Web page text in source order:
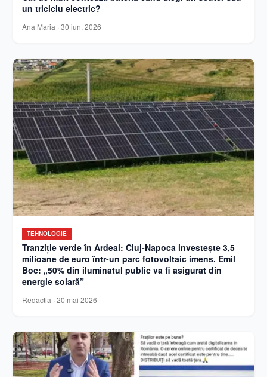
un triciclu electric?
Ana Maria · 30 iun. 2026
TEHNOLOGIE
Tranziție verde în Ardeal: Cluj-Napoca investește 3,5
milioane de euro într-un parc fotovoltaic imens. Emil
Boc: „50% din iluminatul public va fi asigurat din
energie solară”
Redactia · 20 mai 2026